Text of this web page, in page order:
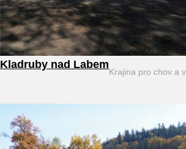
Kladruby nad Labem
Krajina pro chov a